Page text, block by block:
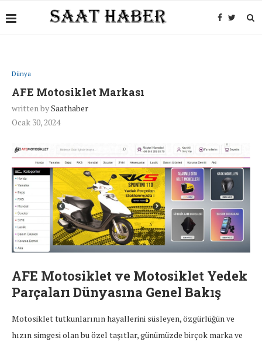
Dünya
AFE Motosiklet Markası
written bySaathaber
Ocak 30, 2024
AFE Motosiklet ve Motosiklet Yedek
Parçaları Dünyasına Genel Bakış
Motosiklet tutkunlarının hayallerini süsleyen, özgürlüğün ve
hızın simgesi olan bu özel taşıtlar, günümüzde birçok marka ve